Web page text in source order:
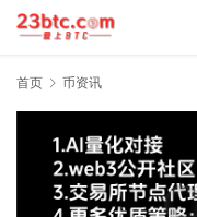
首页 币资讯